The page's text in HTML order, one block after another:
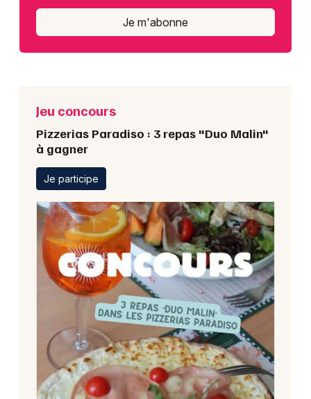
Je m'abonne
Jeu concours
Pizzerias Paradiso : 3 repas "Duo Malin"
à gagner
Je participe